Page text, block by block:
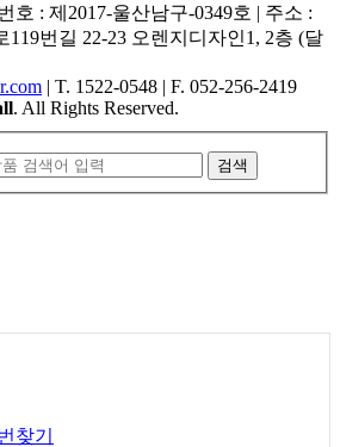
호 : 제2017-울산남구-0349호 | 주소 :
119번길 22-23 오렌지디자인1, 2층 (달
| T. 1522-0548 | F. 052-256-2419
. All Rights Reserved.
검색
찾기